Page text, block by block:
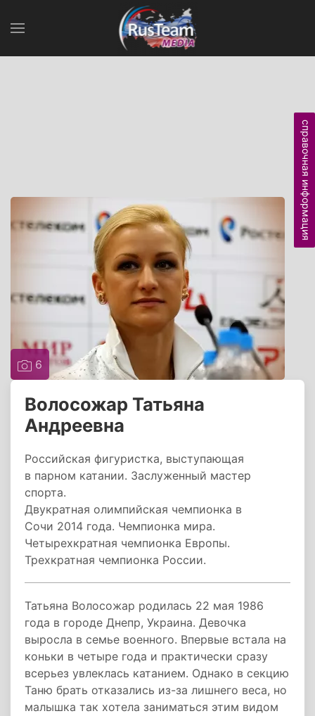
6
Волосожар Татьяна
Андреевна
Российская фигуристка, выступающая
в парном катании. Заслуженный мастер
спорта.
Двукратная олимпийская чемпионка в
Сочи 2014 года. Чемпионка мира.
Четырехкратная чемпионка Европы.
Трехкратная чемпионка России.
Татьяна Волосожар родилась 22 мая 1986
года в городе Днепр, Украина. Девочка
выросла в семье военного. Впервые встала на
коньки в четыре года и практически сразу
всерьез увлеклась катанием. Однако в секцию
Таню брать отказались из-за лишнего веса, но
малышка так хотела заниматься этим видом
справочная информация